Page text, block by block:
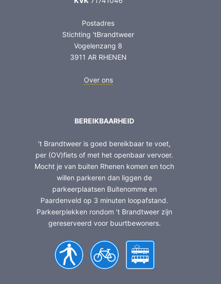
Postadres
Stichting 'tBrandtweer
Vogelenzang 8
3911 AR RHENEN
Over ons
BEREIKBAARHEID
't Brandtweer is goed bereikbaar te voet,
per (OV)fiets of met het openbaar vervoer.
Mocht je van buiten Rhenen komen en toch
willen parkeren dan liggen de
parkeerplaatsen Buitenomme en
Paardenveld op 3 minuten loopafstand.
Parkeerplekken rondom 't Brandtweer zijn
gereserveerd voor buurtbewoners.